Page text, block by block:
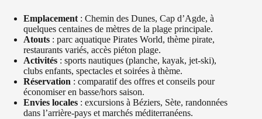
Emplacement : Chemin des Dunes, Cap d’Agde, à
quelques centaines de mètres de la plage principale.
Atouts : parc aquatique Pirates World, thème pirate,
restaurants variés, accès piéton plage.
Activités : sports nautiques (planche, kayak, jet-ski),
clubs enfants, spectacles et soirées à thème.
Réservation : comparatif des offres et conseils pour
économiser en basse/hors saison.
Envies locales : excursions à Béziers, Sète, randonnées
dans l’arrière-pays et marchés méditerranéens.